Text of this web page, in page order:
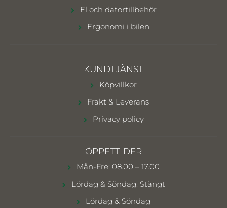
El och datortillbehör
Ergonomi i bilen
KUNDTJÄNST
Köpvillkor
Frakt & Leverans
Privacy policy
ÖPPETTIDER
Mån-Fre: 08.00 – 17.00
Lördag & Söndag: Stängt
Lördag & Söndag